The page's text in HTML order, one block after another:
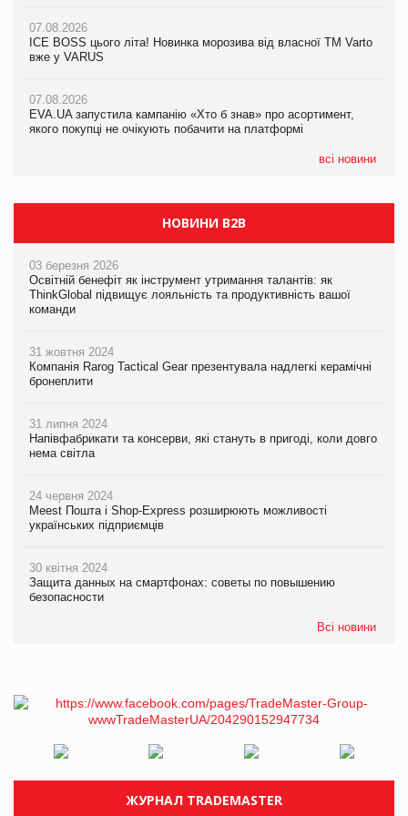
07.08.2026
ICE BOSS цього літа! Новинка морозива від власної ТМ Varto
вже у VARUS
07.08.2026
EVA.UA запустила кампанію «Хто б знав» про асортимент,
якого покупці не очікують побачити на платформі
всі новини
06.08.2026
Смачна новинка для хвостатих: у VARUS з’явилися паучі
05.08.2026
Мережа супермаркетів VARUS купує мережу магазинів
Продажі Hugo Boss впали на 9%
НОВИНИ B2B
03 березня 2026
Освітній бенефіт як інструмент утримання талантів: як
ThinkGlobal підвищує лояльність та продуктивність вашої
команди
31 жовтня 2024
Компанія Rarog Tactical Gear презентувала надлегкі керамічні
бронеплити
31 липня 2024
Напівфабрикати та консерви, які стануть в пригоді, коли довго
нема світла
24 червня 2024
Meest Пошта і Shop-Express розширюють можливості
українських підприємців
30 квітня 2024
Защита данных на смартфонах: советы по повышению
безопасности
Всі новини
ЖУРНАЛ TRADEMASTER